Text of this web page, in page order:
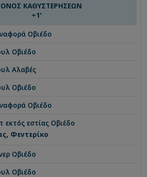
ΚΑΘΥΣΤΕΡΗΣΕΩΝ
+1'
Οβιέδο
Οβιέδο
Αλαβές
Οβιέδο
Οβιέδο
εκτός εστίας Οβιέδο
Φεντερίκο
Οβιέδο
Οβιέδο